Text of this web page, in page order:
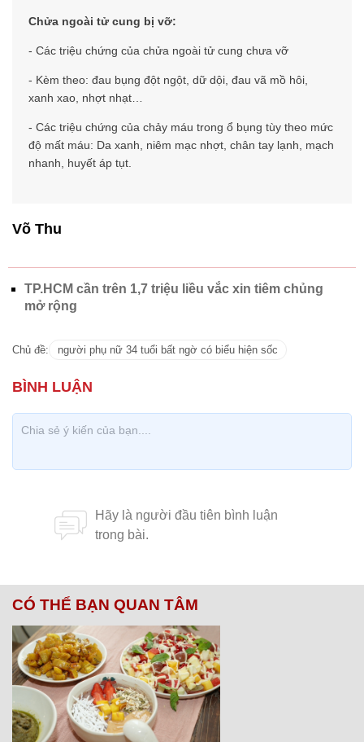
Chửa ngoài tử cung bị vỡ:
- Các triệu chứng của chửa ngoài tử cung chưa vỡ
- Kèm theo: đau bụng đột ngột, dữ dội, đau vã mồ hôi,
xanh xao, nhợt nhạt…
- Các triệu chứng của chảy máu trong ổ bụng tùy theo mức
độ mất máu: Da xanh, niêm mạc nhợt, chân tay lạnh, mạch
nhanh, huyết áp tụt.
Võ Thu
TP.HCM cần trên 1,7 triệu liều vắc xin tiêm chủng
mở rộng
Chủ đề: người phụ nữ 34 tuổi bất ngờ có biểu hiện sốc
CÓ THỂ BẠN QUAN TÂM